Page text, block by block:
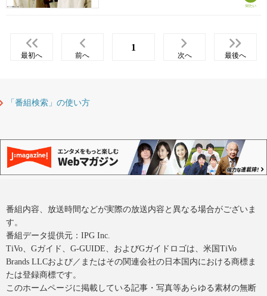
最初へ 前へ
1
次へ 最後へ
「番組検索」の使い方
番組内容、放送時間などが実際の放送内容と異なる場合がございま
す。
番組データ提供元：IPG Inc.
TiVo、Gガイド、G-GUIDE、およびGガイドロゴは、米国TiVo
Brands LLCおよび／またはその関連会社の日本国内における商標ま
たは登録商標です。
このホームページに掲載している記事・写真等あらゆる素材の無断